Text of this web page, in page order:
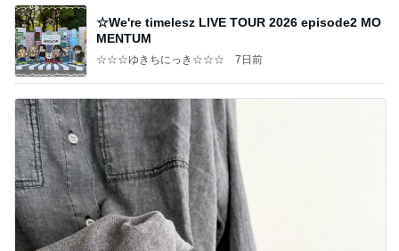
☆We're timelesz LIVE TOUR 2026 episode2 MO
MENTUM
☆☆☆ゆきちにっき☆☆☆ 7日前